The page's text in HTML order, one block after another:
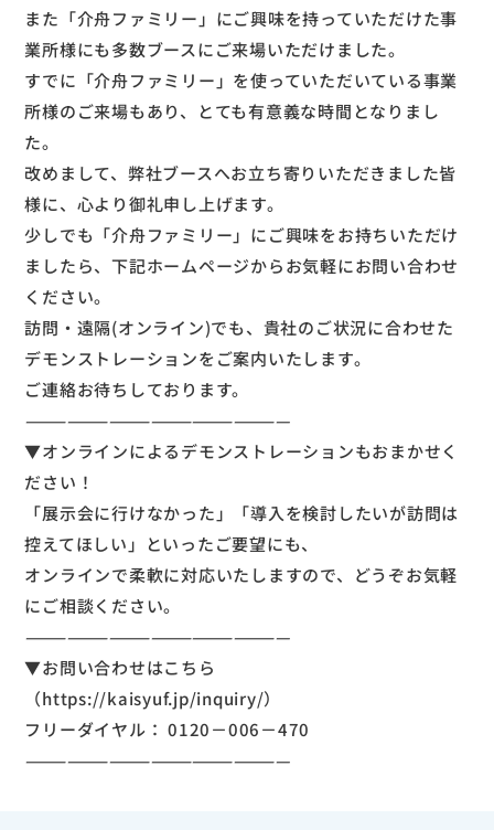
また「介舟ファミリー」にご興味を持っていただけた事
業所様にも多数ブースにご来場いただけました。
すでに「介舟ファミリー」を使っていただいている事業
所様のご来場もあり、とても有意義な時間となりまし
た。
改めまして、弊社ブースへお立ち寄りいただきました皆
様に、心より御礼申し上げます。
少しでも「介舟ファミリー」にご興味をお持ちいただけ
ましたら、下記ホームページからお気軽にお問い合わせ
ください。
訪問・遠隔(オンライン)でも、貴社のご状況に合わせた
デモンストレーションをご案内いたします。
ご連絡お待ちしております。
———————————————————
▼オンラインによるデモンストレーションもおまかせく
ださい！
「展示会に行けなかった」「導入を検討したいが訪問は
控えてほしい」といったご要望にも、
オンラインで柔軟に対応いたしますので、どうぞお気軽
にご相談ください。
———————————————————
▼お問い合わせはこちら
（https://kaisyuf.jp/inquiry/）
フリーダイヤル： 0120－006－470
———————————————————